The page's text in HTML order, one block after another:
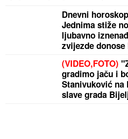
Dnevni
Jednima stiže
ljubavno
zvijezde donose
(VIDEO,FOTO)
gradimo jaču i
Stanivuković
slave grada